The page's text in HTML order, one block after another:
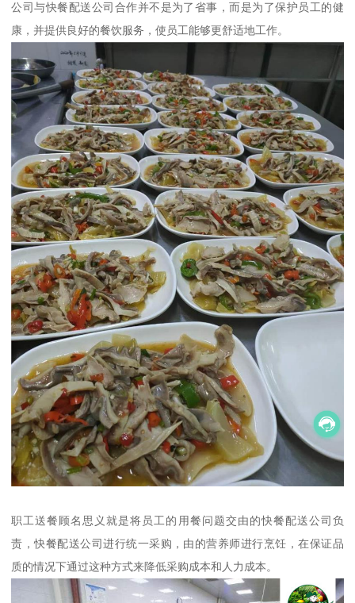
公司与快餐配送公司合作并不是为了省事，而是为了保护员工的健
康，并提供良好的餐饮服务，使员工能够更舒适地工作。
职工送餐顾名思义就是将员工的用餐问题交由的快餐配送公司负
责，快餐配送公司进行统一采购，由的营养师进行烹饪，在保证品
质的情况下通过这种方式来降低采购成本和人力成本。